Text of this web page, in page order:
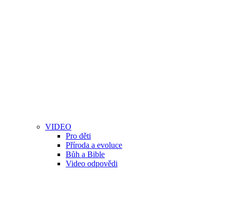
VIDEO
Pro děti
Příroda a evoluce
Bůh a Bible
Video odpovědi